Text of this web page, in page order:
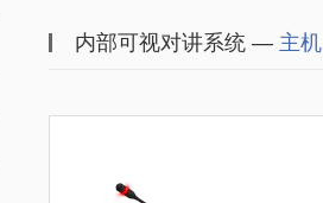
内部可视对讲系统 — 主机